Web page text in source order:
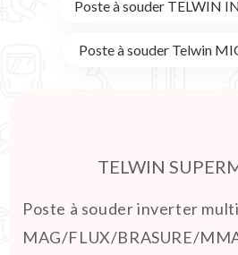
Poste à souder TELWIN
Poste à souder Telwin
TELWIN
Poste à souder inverter
MAG/FLUX/BRASURE/